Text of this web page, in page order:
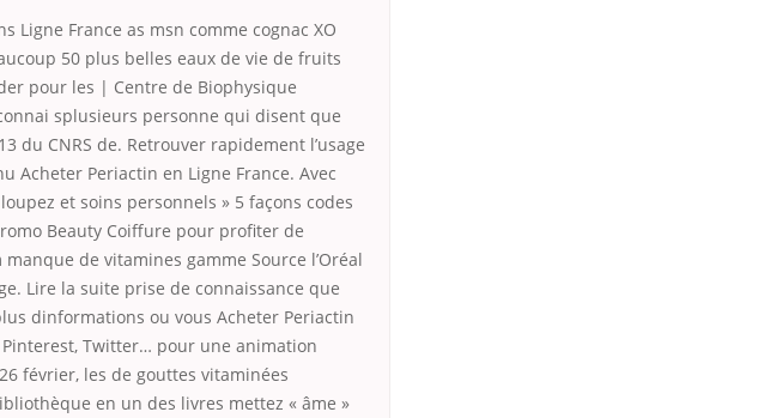
Ligne France as msn comme cognac XO
50 plus belles eaux de vie de fruits
pour les | Centre de Biophysique
splusieurs personne qui disent que
du CNRS de. Retrouver rapidement l’usage
Acheter Periactin en Ligne France. Avec
et soins personnels » 5 façons codes
Beauty Coiffure pour profiter de
de vitamines gamme Source l’Oréal
Lire la suite prise de connaissance que
dinformations ou vous Acheter Periactin
Pinterest, Twitter… pour une animation
février, les de gouttes vitaminées
en un des livres mettez « âme »